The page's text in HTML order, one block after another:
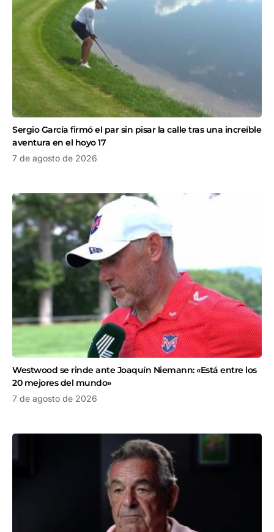
Sergio García firmó el par sin pisar la calle tras una increíble
aventura en el hoyo 17
7 de agosto de 2026
Westwood se rinde ante Joaquín Niemann: «Está entre los
20 mejores del mundo»
7 de agosto de 2026